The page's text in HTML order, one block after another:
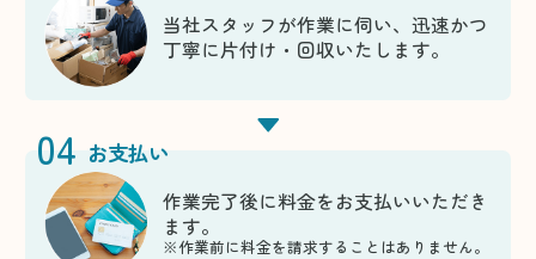
当社スタッフが作業に伺い、迅速かつ
丁寧に片付け・回収いたします。
04 お支払い
作業完了後に料金をお支払いいただき
ます。
※作業前に料金を請求することはありません。